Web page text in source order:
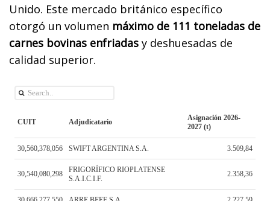
Unido. Este mercado británico específico
otorgó un volumen máximo de 111 toneladas de
carnes bovinas enfriadas y deshuesadas de
calidad superior.